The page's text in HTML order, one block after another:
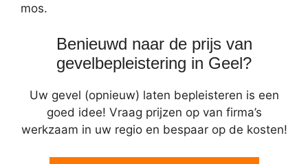
mos.
Benieuwd naar de prijs van
gevelbepleistering in Geel?
Uw gevel (opnieuw) laten bepleisteren is een
goed idee! Vraag prijzen op van firma’s
werkzaam in uw regio en bespaar op de kosten!